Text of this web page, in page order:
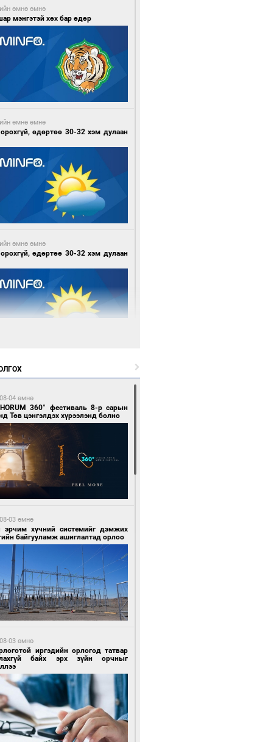
өмнө өмнө
мэнгэтэй хөх бар өдөр
өмнө өмнө
өдөртөө 30-32 хэм дулаан
өмнө өмнө
өдөртөө 30-32 хэм дулаан
өмнө өмнө
өмнө өмнө
өмнө өмнө
алдарт Boyzone хамтлагийн
өмнө өмнө
04 өмнө
360° фестиваль 8-р сарын
Төв цэнгэлдэх хүрээлэнд болно
03 өмнө
эрчим хүчний системийг дэмжих
байгууламж ашиглалтад орлоо
03 өмнө
иргэдийн орлогод татвар
байх эрх зүйн орчныг